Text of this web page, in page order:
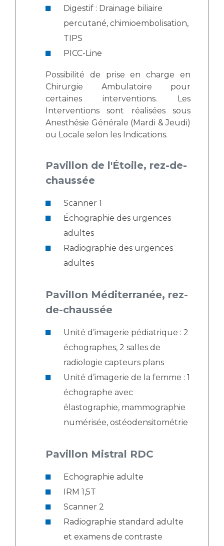
Digestif : Drainage biliaire
percutané, chimioembolisation,
TIPS
PICC-Line
Possibilité de prise en charge en
Chirurgie Ambulatoire pour
certaines interventions. Les
Interventions sont réalisées sous
Anesthésie Générale (Mardi & Jeudi)
ou Locale selon les Indications.
Pavillon de l'Étoile, rez-de-
chaussée
Scanner 1
Échographie des urgences
adultes
Radiographie des urgences
adultes
Pavillon Méditerranée, rez-
de-chaussée
Unité d’imagerie pédiatrique : 2
échographes, 2 salles de
radiologie capteurs plans
Unité d’imagerie de la femme : 1
échographe avec
élastographie, mammographie
numérisée, ostéodensitométrie
Pavillon Mistral RDC
Echographie adulte
IRM 1,5T
Scanner 2
Radiographie standard adulte
et examens de contraste